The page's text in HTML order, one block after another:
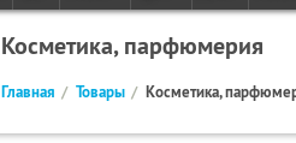
Косметика, парфюмерия
Главная Товары Косметика,